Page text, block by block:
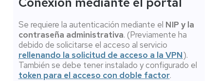
Se requiere la autenticación mediante el NIP y la
contraseña administrativa. (Previamente ha
debido de solicitarse el acceso al servicio
rellenando la solicitud de acceso a la VPN).
También se debe tener instalado y configurado el
token para el acceso con doble factor.